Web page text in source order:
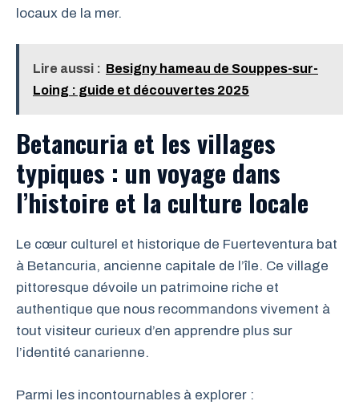
locaux de la mer.
Lire aussi : Besigny hameau de Souppes-sur-
Loing : guide et découvertes 2025
Betancuria et les villages
typiques : un voyage dans
l’histoire et la culture locale
Le cœur culturel et historique de Fuerteventura bat
à Betancuria, ancienne capitale de l’île. Ce village
pittoresque dévoile un patrimoine riche et
authentique que nous recommandons vivement à
tout visiteur curieux d’en apprendre plus sur
l’identité canarienne.
Parmi les incontournables à explorer :